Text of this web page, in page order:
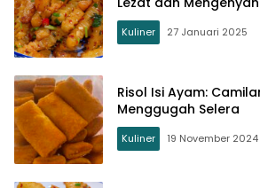
Kuliner 27 Januari 2025
Risol Isi Ayam:
Menggugah Selera
Kuliner 19 November 2024